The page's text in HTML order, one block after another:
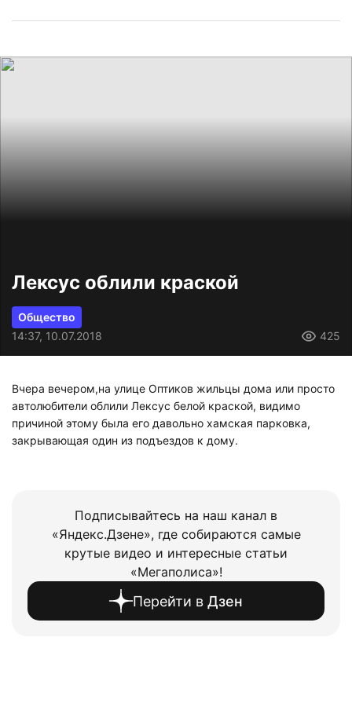
Лексус облили краской
Общество
14:37, 10.07.2018
425
Вчера вечером,на улице Оптиков жильцы дома или просто
автолюбители облили Лексус белой краской, видимо
причиной этому была его давольно хамская парковка,
закрывающая один из подъездов к дому.
Подписывайтесь на наш канал в
«Яндекс.Дзене», где собираются самые
крутые видео и интересные статьи
«Мегаполиса»!
Перейти в Дзен